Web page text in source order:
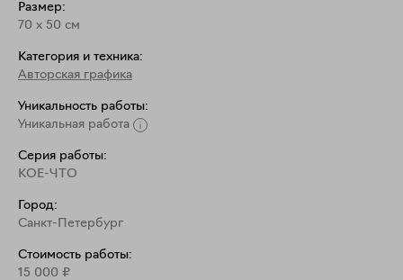
Основой для создания композиций в этой серии
наброски с натуры прекрасных людей разного
Размер:
70 x 50 см
Категория и техника:
Авторская графика
Уникальность работы:
Уникальная работа
Серия работы:
КОЕ-ЧТО
Город:
Санкт-Петербург
Стоимость работы:
15 000 ₽